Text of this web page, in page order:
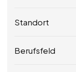
Standort
Berufsfeld